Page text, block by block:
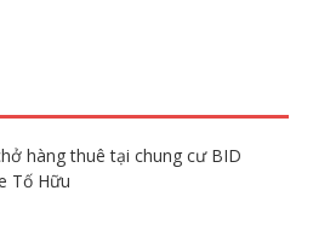
hàng thuê tại chung cư BID
Tố Hữu